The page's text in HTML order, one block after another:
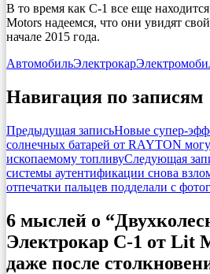
В то время как C-1 все еще
Motors надеемся, что они увидят
начале 2015 года.
АвтомобильЭлектрокар
Навигация по записям
Предыдущая записьНовые супер-
солнечных батарей от RAYTON
ископаемому топливуСледующая
системы аутентификации снова
отпечатки пальцев подделали с
6 мыслей о
Электрокар C-1 от Lit
даже после